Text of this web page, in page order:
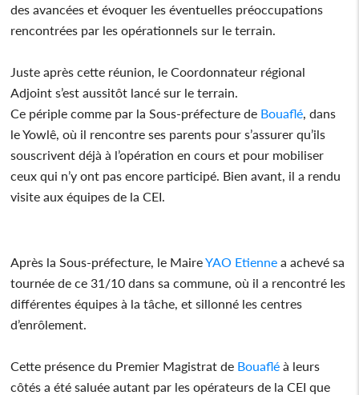
des avancées et évoquer les éventuelles préoccupations
rencontrées par les opérationnels sur le terrain.
Juste après cette réunion, le Coordonnateur régional
Adjoint s’est aussitôt lancé sur le terrain.
Ce périple comme par la Sous-préfecture de Bouaflé, dans
le Yowlê, où il rencontre ses parents pour s’assurer qu’ils
souscrivent déjà à l’opération en cours et pour mobiliser
ceux qui n’y ont pas encore participé. Bien avant, il a rendu
visite aux équipes de la CEI.
Après la Sous-préfecture, le MaireYAO Etienne a achevé sa
tournée de ce 31/10 dans sa commune, où il a rencontré les
différentes équipes à la tâche, et sillonné les centres
d’enrôlement.
Cette présence du Premier Magistrat de Bouaflé à leurs
côtés a été saluée autant par les opérateurs de la CEI que